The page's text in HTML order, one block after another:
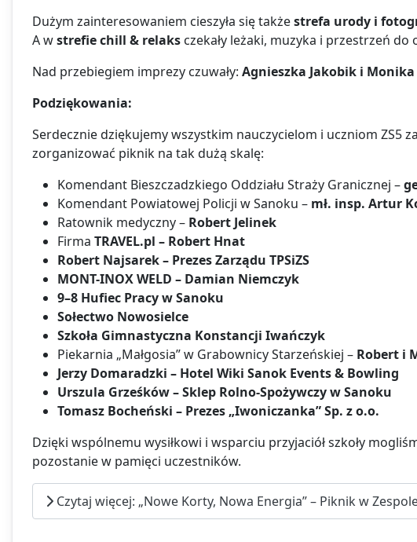
Dużym zainteresowaniem cieszyła się takżestrefa urody i
A wstrefie chill & relaks czekały leżaki, muzyka i przestrzeń do
Nad przebiegiem imprezy czuwały: Agnieszka Jakobik i
Podziękowania:
Serdecznie dziękujemy wszystkim nauczycielom i uczniom
zorganizować piknik na tak dużą skalę:
Komendant Bieszczadzkiego Oddziału Straży Granicznej –
Komendant Powiatowej Policji w Sanoku – mł. insp. Artur
Ratownik medyczny – Robert Jelinek
Firma TRAVEL.pl – Robert Hnat
Robert Najsarek – Prezes Zarządu TPSiZS
MONT-INOX WELD – Damian Niemczyk
9–8 Hufiec Pracy w Sanoku
Sołectwo Nowosielce
Szkoła Gimnastyczna Konstancji Iwańczyk
Piekarnia „Małgosia” w Grabownicy Starzeńskiej – Robert i
Jerzy Domaradzki – Hotel Wiki Sanok Events & Bowling
Urszula Grześków – Sklep Rolno-Spożywczy w Sanoku
Tomasz Bocheński – Prezes „Iwoniczanka” Sp. z o.o.
Dzięki wspólnemu wysiłkowi i wsparciu przyjaciół szkoły
pozostanie w pamięci uczestników.
Czytaj więcej: „Nowe Korty, Nowa Energia” – Piknik w